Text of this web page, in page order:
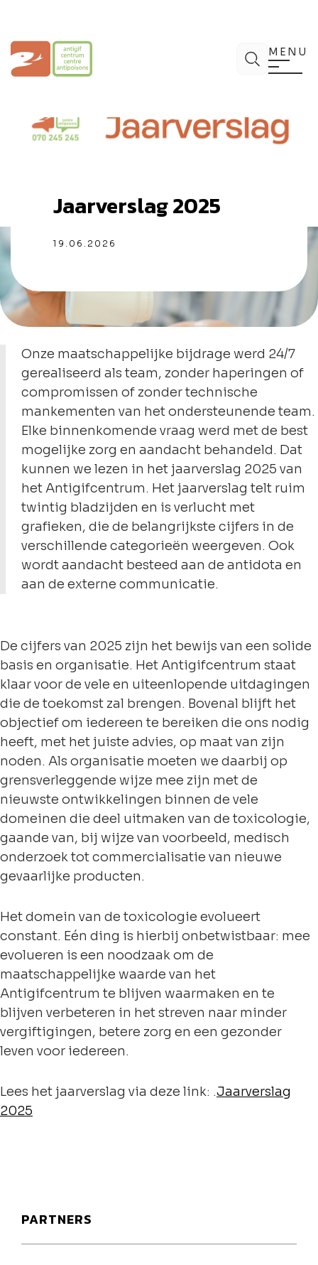
inhoud
Antigifcentrum ZoekMENU
Jaarverslag 2025
19.06.2026
Onze maatschappelijke bijdrage werd 24/7
gerealiseerd als team, zonder haperingen of
compromissen of zonder technische
mankementen van het ondersteunende team.
Elke binnenkomende vraag werd met de best
mogelijke zorg en aandacht behandeld. Dat
kunnen we lezen in het jaarverslag 2025 van
het Antigifcentrum. Het jaarverslag telt ruim
twintig bladzijden en is verlucht met
grafieken, die de belangrijkste cijfers in de
verschillende categorieën weergeven. Ook
wordt aandacht besteed aan de antidota en
aan de externe communicatie.
De cijfers van 2025 zijn het bewijs van een solide
basis en organisatie. Het Antigifcentrum staat
klaar voor de vele en uiteenlopende uitdagingen
die de toekomst zal brengen. Bovenal blijft het
objectief om iedereen te bereiken die ons nodig
heeft, met het juiste advies, op maat van zijn
noden. Als organisatie moeten we daarbij op
grensverleggende wijze mee zijn met de
nieuwste ontwikkelingen binnen de vele
domeinen die deel uitmaken van de toxicologie,
gaande van, bij wijze van voorbeeld, medisch
onderzoek tot commercialisatie van nieuwe
gevaarlijke producten.
Het domein van de toxicologie evolueert
constant. Eén ding is hierbij onbetwistbaar: mee
evolueren is een noodzaak om de
maatschappelijke waarde van het
Antigifcentrum te blijven waarmaken en te
blijven verbeteren in het streven naar minder
vergiftigingen, betere zorg en een gezonder
leven voor iedereen.
Lees het jaarverslag via deze link: .Jaarverslag
2025
PARTNERS